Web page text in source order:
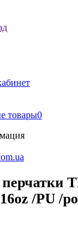
товары0
/PU /